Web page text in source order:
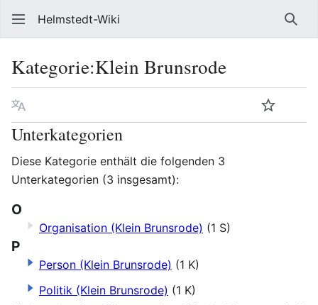
Helmstedt-Wiki
Kategorie:Klein Brunsrode
Sprache
Unterkategorien
Diese Kategorie enthält die folgenden 3
Unterkategorien (3 insgesamt):
O
Organisation (Klein Brunsrode) (1 S)
P
Person (Klein Brunsrode) (1 K)
Politik (Klein Brunsrode) (1 K)